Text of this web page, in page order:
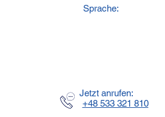
Sprache:
Jetzt anrufen:
+48 533 321 810